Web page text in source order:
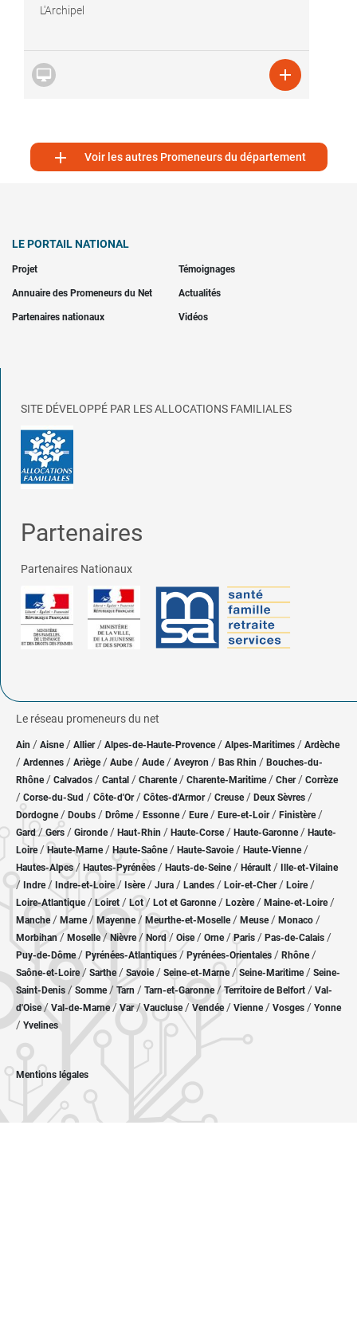
L'Archipel
 
 Voir les autres Promeneurs du département
LE PORTAIL NATIONAL
Projet Témoignages
Annuaire des Promeneurs du Net Actualités
Partenaires nationaux Vidéos
SITE DÉVELOPPÉ PAR LES ALLOCATIONS FAMILIALES
Partenaires
Partenaires Nationaux
Le réseau promeneurs du net
Ain / Aisne/ Allier/ Alpes-de-Haute-Provence / Alpes-Maritimes / Ardèche
/ Ardennes / Ariège/ Aube/ Aude / Aveyron / Bas Rhin / Bouches-du-
Rhône/ Calvados / Cantal / Charente / Charente-Maritime/ Cher / Corrèze
/ Corse-du-Sud / Côte-d'Or / Côtes-d'Armor/ Creuse/ Deux Sèvres /
Dordogne/ Doubs / Drôme/ Essonne / Eure/ Eure-et-Loir / Finistère/
Gard/Gers / Gironde/ Haut-Rhin / Haute-Corse/ Haute-Garonne/ Haute-
Loire/Haute-Marne/ Haute-Saône/ Haute-Savoie/ Haute-Vienne/
Hautes-Alpes/ Hautes-Pyrénées / Hauts-de-Seine/ Hérault / Ille-et-Vilaine
/ Indre/ Indre-et-Loire/ Isère/ Jura / Landes / Loir-et-Cher/ Loire/
Loire-Atlantique/ Loiret / Lot/ Lot et Garonne/ Lozère / Maine-et-Loire/
Manche/ Marne/ Mayenne/ Meurthe-et-Moselle/ Meuse/ Monaco /
Morbihan/ Moselle/ Nièvre / Nord/ Oise / Orne/Paris / Pas-de-Calais /
Puy-de-Dôme/ Pyrénées-Atlantiques / Pyrénées-Orientales / Rhône/
Saône-et-Loire/ Sarthe/ Savoie/ Seine-et-Marne/ Seine-Maritime/ Seine-
Saint-Denis /Somme/ Tarn / Tarn-et-Garonne/Territoire de Belfort / Val-
d'Oise/ Val-de-Marne/Var/Vaucluse/ Vendée/ Vienne/ Vosges / Yonne
/ Yvelines
Mentions légales